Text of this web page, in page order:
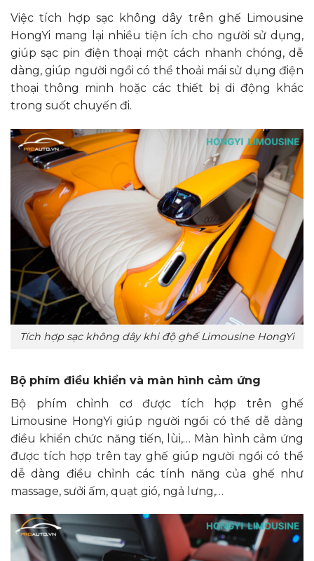
Việc tích hợp sạc không dây trên ghế Limousine
HongYi mang lại nhiều tiện ích cho người sử dụng,
giúp sạc pin điện thoại một cách nhanh chóng, dễ
dàng, giúp người ngồi có thể thoải mái sử dụng điện
thoại thông minh hoặc các thiết bị di động khác
trong suốt chuyến đi.
Tích hợp sạc không dây khi độ ghế Limousine HongYi
Bộ phím điều khiển và màn hình cảm ứng
Bộ phím chỉnh cơ được tích hợp trên ghế
Limousine HongYi giúp người ngồi có thể dễ dàng
điều khiển chức năng tiến, lùi,… Màn hình cảm ứng
được tích hợp trên tay ghế giúp người ngồi có thể
dễ dàng điều chỉnh các tính năng của ghế như
massage, sưởi ấm, quạt gió, ngả lưng,…